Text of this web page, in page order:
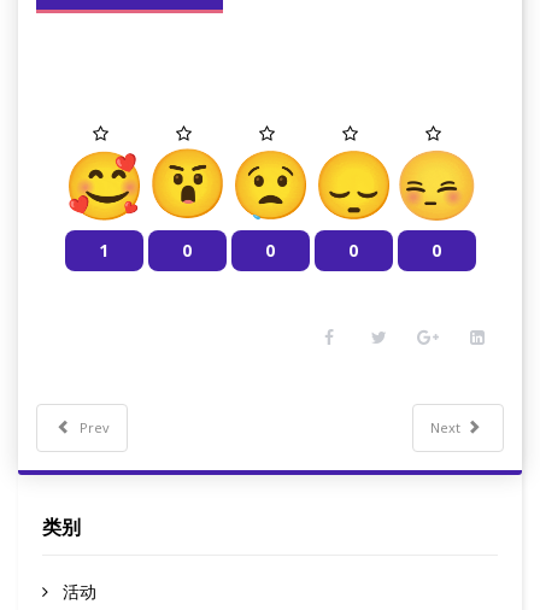
0
0
0
0
1
Prev Next
类别
活动